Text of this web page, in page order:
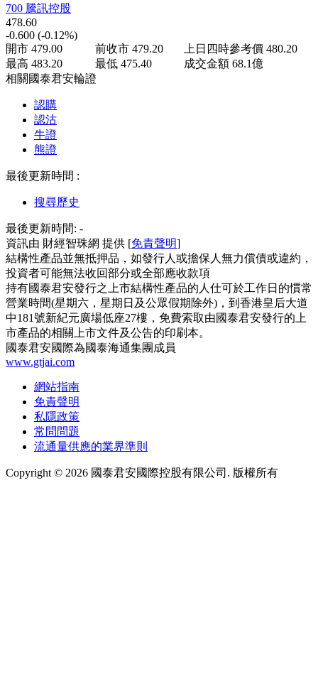
700 騰訊控股
478.60
-0.600 (-0.12%)
開市 479.00 前收市 479.20 上日四時參考價 480.20
最高 483.20 最低 475.40 成交金額 68.1億
相關國泰君安輪證
認購
認沽
牛證
熊證
最後更新時間 :
搜尋歷史
最後更新時間: -
資訊由 財經智珠網 提供 [免責聲明]
結構性產品並無抵押品，如發行人或擔保人無力償債或違約，
投資者可能無法收回部分或全部應收款項
持有國泰君安發行之上市結構性產品的人仕可於工作日的慣常
營業時間(星期六，星期日及公眾假期除外)，到香港皇后大道
中181號新紀元廣場低座27樓，免費索取由國泰君安發行的上
市產品的相關上市文件及公告的印刷本。
國泰君安國際為國泰海通集團成員
www.gtjai.com
網站指南
免責聲明
私隱政策
常問問題
流通量供應的業界準則
Copyright © 2026 國泰君安國際控股有限公司. 版權所有